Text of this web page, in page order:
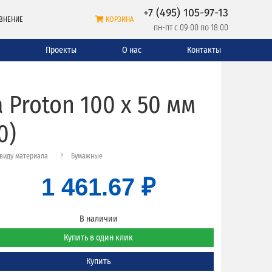
КОРЗИНА +7 (495) 105-97-13
пн-пт с 09:00 по 18:00
Проекты О нас Контакты
Proton 100 x 50 мм
материала Бумажные
1 461.67 ₽
В наличии
Купить в один клик
Купить